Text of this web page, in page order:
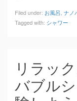
Filed under: お風呂 ナノ
Tagged with: シャワー
リラッ
バブル